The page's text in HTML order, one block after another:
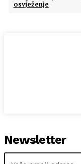
osvježenje
Newsletter